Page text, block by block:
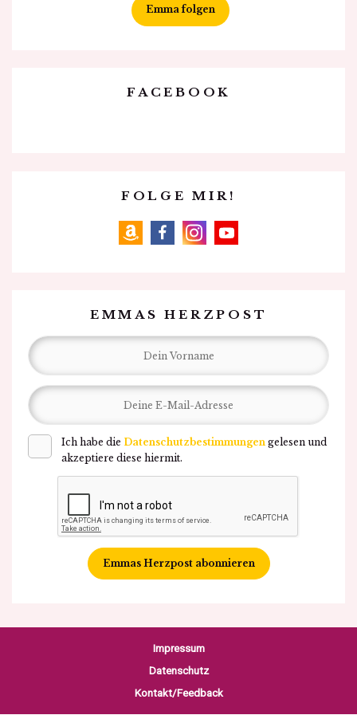
Emma folgen
FOLGE MIR!
amazonfacebookinstagramyoutube
EMMAS HERZPOST
Ich habe die Datenschutzbestimmungen gelesen und
akzeptiere diese hiermit.
Emmas Herzpost abonnieren
FACEBOOK
Impressum
Datenschutz
Kontakt/Feedback